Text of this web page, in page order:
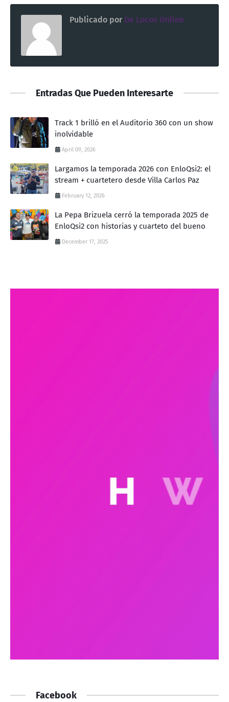
Publicado por De Locos Online
Entradas Que Pueden Interesarte
Track 1 brilló en el Auditorio 360 con un show
inolvidable
April 09, 2026
Largamos la temporada 2026 con EnloQsi2: el
stream + cuartetero desde Villa Carlos Paz
February 12, 2026
La Pepa Brizuela cerró la temporada 2025 de
EnloQsi2 con historias y cuarteto del bueno
December 17, 2025
Facebook